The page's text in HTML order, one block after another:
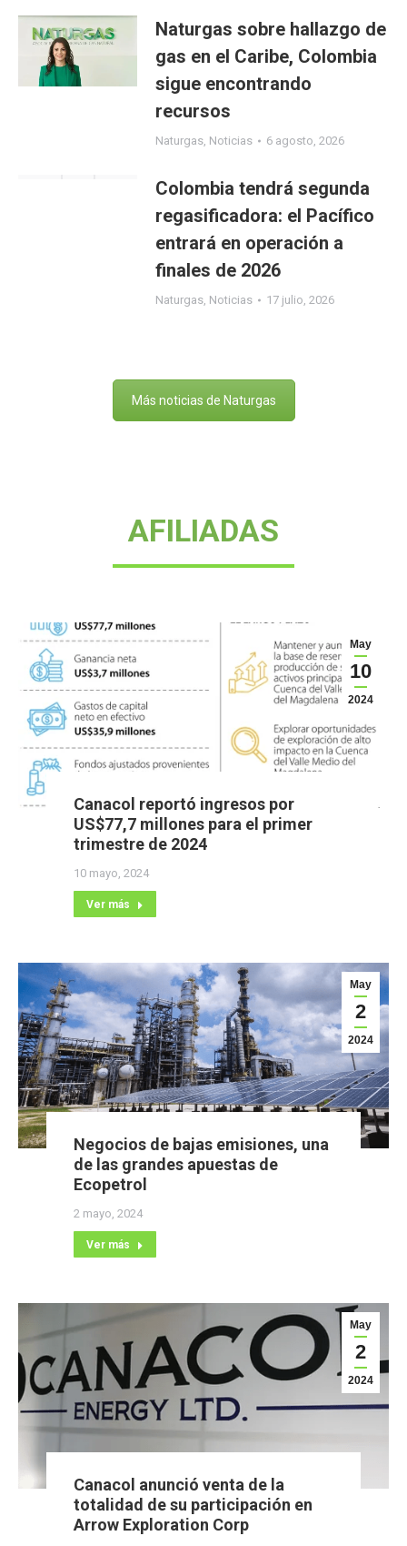
Naturgas sobre hallazgo de
gas en el Caribe, Colombia
sigue encontrando
recursos
Naturgas, Noticias 6 agosto, 2026
Colombia tendrá segunda
regasificadora: el Pacífico
entrará en operación a
finales de 2026
Naturgas, Noticias 17 julio, 2026
Más noticias de Naturgas
AFILIADAS
May
10
2024
Canacol reportó ingresos por
US$77,7 millones para el primer
trimestre de 2024
10 mayo, 2024
Ver más
May
2
2024
Negocios de bajas emisiones, una
de las grandes apuestas de
Ecopetrol
2 mayo, 2024
Ver más
May
2
2024
Canacol anunció venta de la
totalidad de su participación en
Arrow Exploration Corp